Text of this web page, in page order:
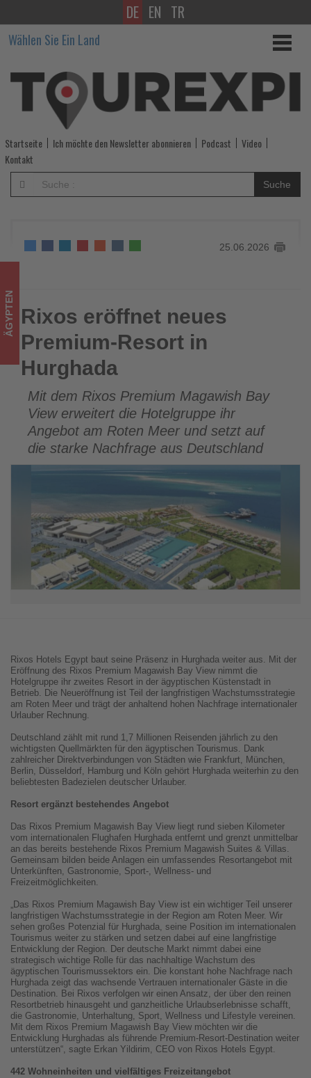
Rixos
eröffnet
neues
Premium-
Resort
in
Hurghada
Wissen,
im
Tourismus
los
ist!
DE EN TR
Wählen Sie Ein Land
Startseite Ich möchte den Newsletter abonnieren Podcast
Video
Kontakt
Suche
25.06.2026
Rixos eröffnet neues Premium-Resort in Hurghada
ÄGYPTEN Rixos eröffnet neues
Premium-Resort in
Hurghada
Mit dem Rixos Premium Magawish Bay
View erweitert die Hotelgruppe ihr
Angebot am Roten Meer und setzt auf
die starke Nachfrage aus Deutschland
Rixos Hotels Egypt baut seine Präsenz in Hurghada weiter aus. Mit der
Eröffnung des Rixos Premium Magawish Bay View nimmt die
Hotelgruppe ihr zweites Resort in der ägyptischen Küstenstadt in
Betrieb. Die Neueröffnung ist Teil der langfristigen Wachstumsstrategie
am Roten Meer und trägt der anhaltend hohen Nachfrage internationaler
Urlauber Rechnung.
Deutschland zählt mit rund 1,7 Millionen Reisenden jährlich zu den
wichtigsten Quellmärkten für den ägyptischen Tourismus. Dank
zahlreicher Direktverbindungen von Städten wie Frankfurt, München,
Berlin, Düsseldorf, Hamburg und Köln gehört Hurghada weiterhin zu den
beliebtesten Badezielen deutscher Urlauber.
Resort ergänzt bestehendes Angebot
Das Rixos Premium Magawish Bay View liegt rund sieben Kilometer
vom internationalen Flughafen Hurghada entfernt und grenzt unmittelbar
an das bereits bestehende Rixos Premium Magawish Suites & Villas.
Gemeinsam bilden beide Anlagen ein umfassendes Resortangebot mit
Unterkünften, Gastronomie, Sport-, Wellness- und
Freizeitmöglichkeiten.
„Das Rixos Premium Magawish Bay View ist ein wichtiger Teil unserer
langfristigen Wachstumsstrategie in der Region am Roten Meer. Wir
sehen großes Potenzial für Hurghada, seine Position im internationalen
Tourismus weiter zu stärken und setzen dabei auf eine langfristige
Entwicklung der Region. Der deutsche Markt nimmt dabei eine
strategisch wichtige Rolle für das nachhaltige Wachstum des
ägyptischen Tourismussektors ein. Die konstant hohe Nachfrage nach
Hurghada zeigt das wachsende Vertrauen internationaler Gäste in die
Destination. Bei Rixos verfolgen wir einen Ansatz, der über den reinen
Resortbetrieb hinausgeht und ganzheitliche Urlaubserlebnisse schafft,
die Gastronomie, Unterhaltung, Sport, Wellness und Lifestyle vereinen.
Mit dem Rixos Premium Magawish Bay View möchten wir die
Entwicklung Hurghadas als führende Premium-Resort-Destination weiter
unterstützen“, sagte Erkan Yildirim, CEO von Rixos Hotels Egypt.
442 Wohneinheiten und vielfältiges Freizeitangebot